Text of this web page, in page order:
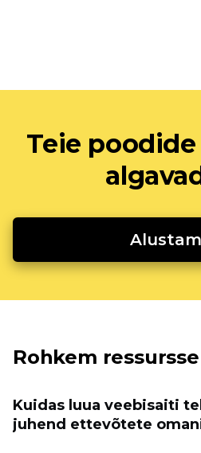
Teie
Rohkem ressursse
Kuidas luua veebisaiti
juhend ettevõtete